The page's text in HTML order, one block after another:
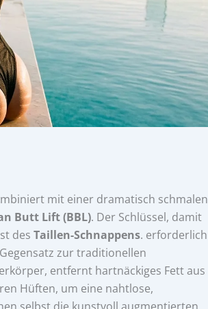
mit einer dramatisch schmalen
Butt Lift (BBL). Der Schlüssel, damit
des Taillen-Schnappens. erforderlich
zur traditionellen
entfernt hartnäckiges Fett aus
Hüften, um eine nahtlose,